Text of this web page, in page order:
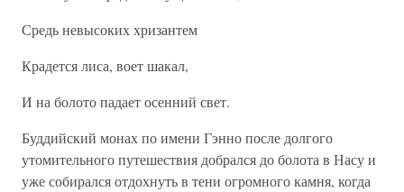
Средь невысоких хризантем
Крадется лиса, воет шакал,
И на болото падает осенний свет.
Буддийский монах по имени Гэнно после долгого
утомительного путешествия добрался до болота в Насу и
уже собирался отдохнуть в тени огромного камня, когда